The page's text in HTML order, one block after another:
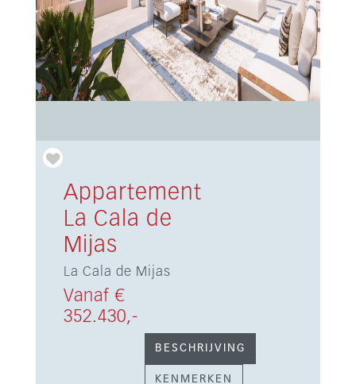
Appartement
La Cala de
Mijas
La Cala de Mijas
Vanaf €
352.430,-
BESCHRIJVING
KENMERKEN